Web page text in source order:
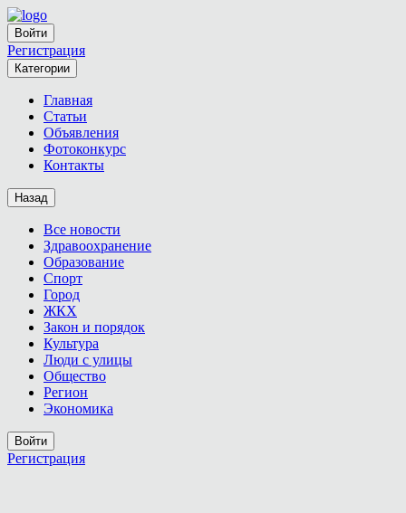
Войти
Регистрация
Категории
Главная
Статьи
Объявления
Фотоконкурс
Контакты
Назад
Все новости
Здравоохранение
Образование
Спорт
Город
ЖКХ
Закон и порядок
Культура
Люди с улицы
Общество
Регион
Экономика
Войти
Регистрация